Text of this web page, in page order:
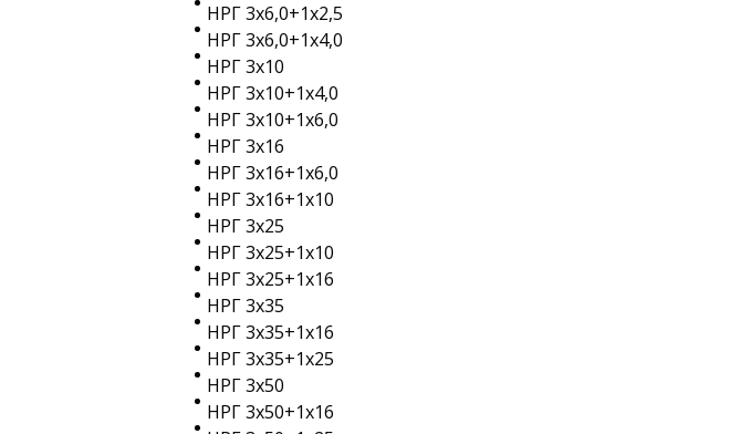
НРГ 3х6,0+1х2,5
НРГ 3х6,0+1х4,0
НРГ 3х10
НРГ 3х10+1х4,0
НРГ 3х10+1х6,0
НРГ 3х16
НРГ 3х16+1х6,0
НРГ 3х16+1х10
НРГ 3х25
НРГ 3х25+1х10
НРГ 3х25+1х16
НРГ 3х35
НРГ 3х35+1х16
НРГ 3х35+1х25
НРГ 3х50
НРГ 3х50+1х16